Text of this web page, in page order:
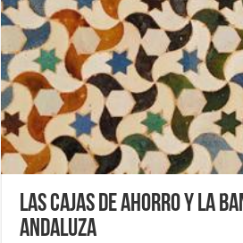
Las cajas de ahorro y la
andaluza